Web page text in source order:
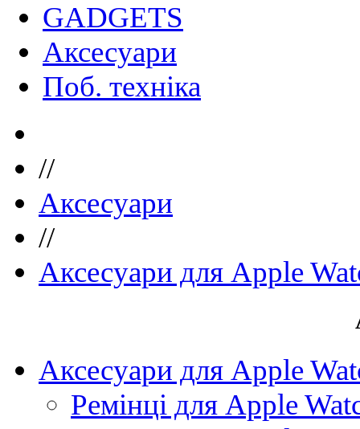
GADGETS
Аксесуари
Поб. техніка
//
Аксесуари
//
Аксесуари для Apple
Аксесуари для Apple
Ремінці для Apple